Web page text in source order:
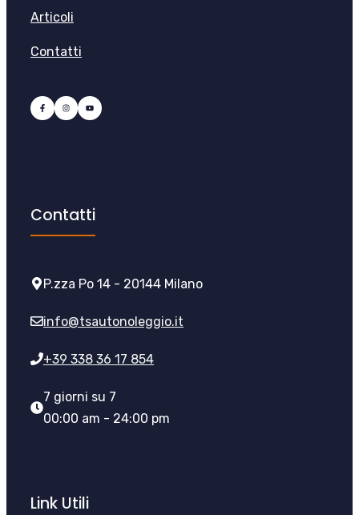
Articoli
Contatti
Contatti
P.zza Po 14 - 20144 Milano
info@tsautonoleggio.it
+39 338 36 17 854
7 giorni su 7
00:00 am - 24:00 pm
Link Utili